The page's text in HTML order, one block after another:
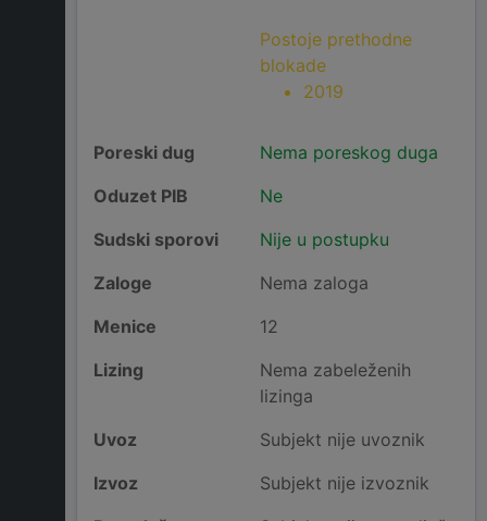
Postoje prethodne
blokade
2019
Poreski dug
Nema poreskog duga
Oduzet PIB
Ne
Sudski sporovi
Nije u postupku
Zaloge
Nema zaloga
Menice
12
Lizing
Nema zabeleženih
lizinga
Uvoz
Subjekt nije uvoznik
Izvoz
Subjekt nije izvoznik